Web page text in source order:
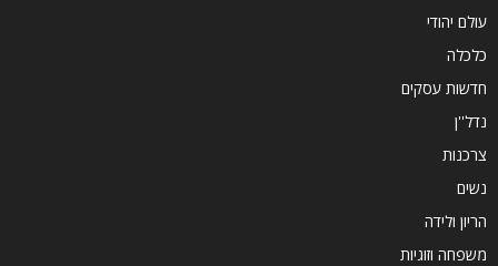
עולם יהודי
כלכלה
חדשות עסקים
נדל''ן
צרכנות
נשים
הריון ולידה
משפחה וזוגיות